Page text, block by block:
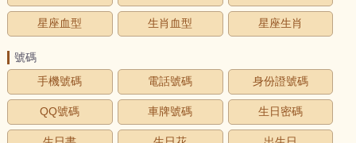
星座血型 生肖血型 星座生肖
號碼
手機號碼
電話號碼 身份證號碼
QQ號碼 車牌號碼 生日密碼